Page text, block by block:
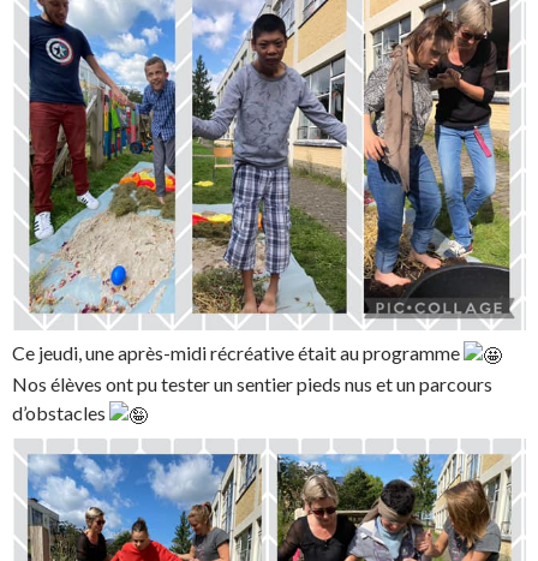
Ce jeudi, une après-midi récréative était au programme
Nos élèves ont pu tester un sentier pieds nus et un parcours
d’obstacles